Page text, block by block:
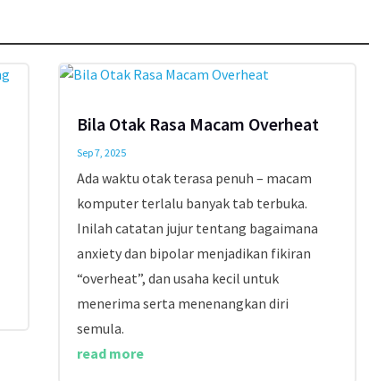
Bila Otak Rasa Macam Overheat
Sep 7, 2025
Ada waktu otak terasa penuh – macam
komputer terlalu banyak tab terbuka.
Inilah catatan jujur tentang bagaimana
anxiety dan bipolar menjadikan fikiran
“overheat”, dan usaha kecil untuk
menerima serta menenangkan diri
semula.
read more